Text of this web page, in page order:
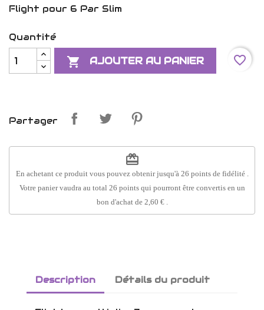
Flight pour 6 Par Slim
Quantité
 AJOUTER AU PANIER favorite_border
Partager
redeem
En achetant ce produit vous pouvez obtenir jusqu'à 26 points de fidélité.
Votre panier vaudra au total 26 pointsqui pourront être convertis en un
bon d'achat de 2,60 €.
Description Détails du produit